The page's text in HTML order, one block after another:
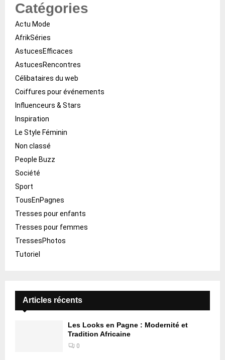
Catégories
Actu Mode
AfrikSéries
AstucesEfficaces
AstucesRencontres
Célibataires du web
Coiffures pour événements
Influenceurs & Stars
Inspiration
Le Style Féminin
Non classé
People Buzz
Société
Sport
TousEnPagnes
Tresses pour enfants
Tresses pour femmes
TressesPhotos
Tutoriel
Articles récents
Les Looks en Pagne : Modernité et
Tradition Africaine
0